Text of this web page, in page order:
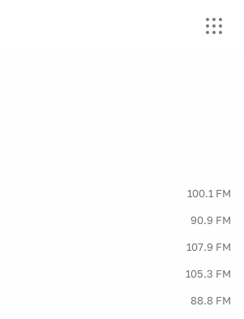
100.1 FM
90.9 FM
107.9 FM
105.3 FM
88.8 FM